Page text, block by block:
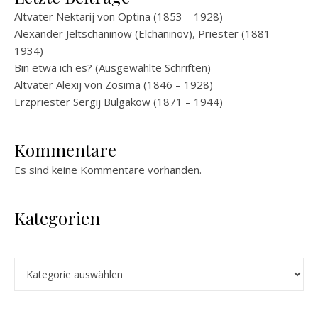
Altvater Nektarij von Optina (1853 – 1928)
Alexander Jeltschaninow (Elchaninov), Priester (1881 –
1934)
Bin etwa ich es? (Ausgewählte Schriften)
Altvater Alexij von Zosima (1846 – 1928)
Erzpriester Sergij Bulgakow (1871 – 1944)
Kommentare
Es sind keine Kommentare vorhanden.
Kategorien